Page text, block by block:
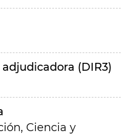
(DIR3)
Ciencia y